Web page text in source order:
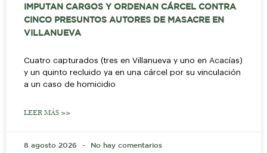
IMPUTAN CARGOS Y ORDENAN CÁRCEL CONTRA
CINCO PRESUNTOS AUTORES DE MASACRE EN
VILLANUEVA
Cuatro capturados (tres en Villanueva y uno en Acacías)
y un quinto recluido ya en una cárcel por su vinculación
a un caso de homicidio
LEER MÁS >>
8 agosto 2026 No hay comentarios